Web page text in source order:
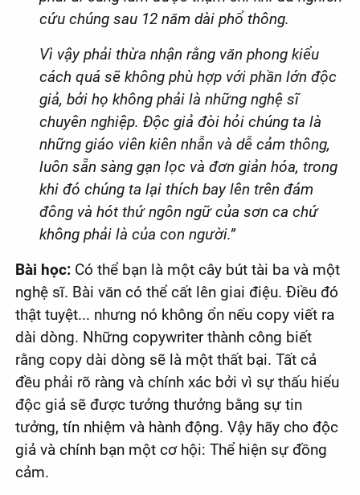
cứu chúng sau 12 năm dài phổ thông.
Vì vậy phải thừa nhận rằng văn phong kiểu
cách quá sẽ không phù hợp với phần lớn độc
giả, bởi họ không phải là những nghệ sĩ
chuyên nghiệp. Độc giả đòi hỏi chúng ta là
những giáo viên kiên nhẫn và dễ cảm thông,
luôn sẵn sàng gạn lọc và đơn giản hóa, trong
khi đó chúng ta lại thích bay lên trên đám
đông và hót thứ ngôn ngữ của sơn ca chứ
không phải là của con người.”
Bài học: Có thể bạn là một cây bút tài ba và một
nghệ sĩ. Bài văn có thể cất lên giai điệu. Điều đó
thật tuyệt... nhưng nó không ổn nếu copy viết ra
dài dòng. Những copywriter thành công biết
rằng copy dài dòng sẽ là một thất bại. Tất cả
đều phải rõ ràng và chính xác bởi vì sự thấu hiểu
độc giả sẽ được tưởng thưởng bằng sự tin
tưởng, tín nhiệm và hành động. Vậy hãy cho độc
giả và chính bạn một cơ hội: Thể hiện sự đồng
cảm.